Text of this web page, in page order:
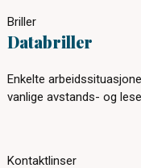
Briller
Databriller
Enkelte
vanlige avstands- og
Kontaktlinser